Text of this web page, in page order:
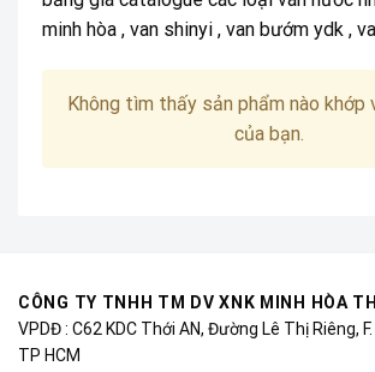
minh hòa , van shinyi , van bướm ydk ,
Không tìm thấy sản phẩm nào khớp
của bạn.
CÔNG TY TNHH TM DV XNK MINH HÒA
VPDĐ : C62 KDC Thới AN, Đường Lê Thị Riêng,
TP HCM